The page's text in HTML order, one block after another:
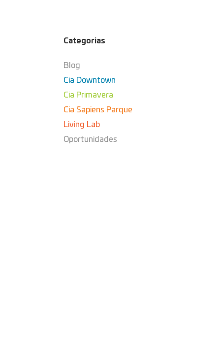
Categorias
Blog
Cia Downtown
Cia Primavera
Cia Sapiens Parque
Living Lab
Oportunidades